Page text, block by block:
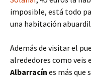
imposible, está todo
una habitación
Además de visitar el
alrededores como veis
Albarracín es más que